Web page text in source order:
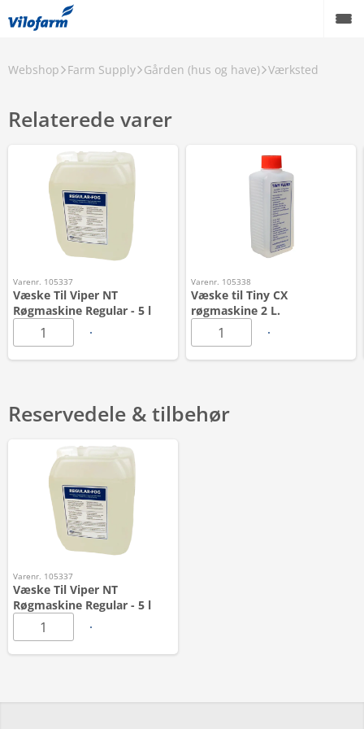
Webshop Farm Supply Gården (hus og have) Værksted
Relaterede varer
Varenr. 105337
Væske Til Viper NT
Røgmaskine Regular - 5 l
Varenr. 105338
Væske til Tiny CX
røgmaskine 2 L.
Reservedele & tilbehør
Varenr. 105337
Væske Til Viper NT
Røgmaskine Regular - 5 l